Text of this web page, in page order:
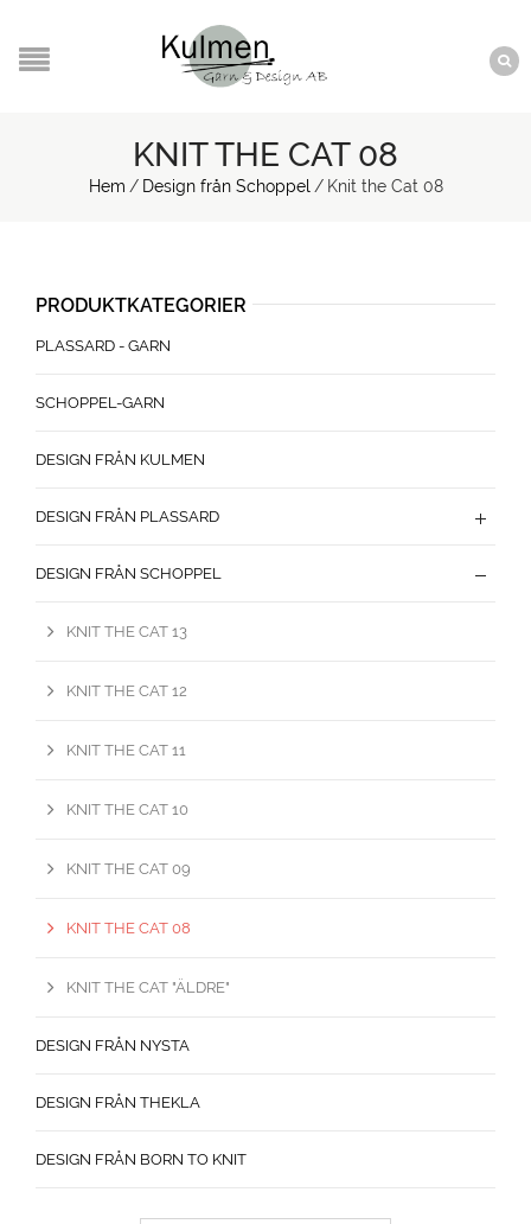
KNIT THE CAT 08
Hem / Design från Schoppel / Knit the Cat 08
PRODUKTKATEGORIER
PLASSARD - GARN
SCHOPPEL-GARN
DESIGN FRÅN KULMEN
DESIGN FRÅN PLASSARD
DESIGN FRÅN SCHOPPEL
KNIT THE CAT 13
KNIT THE CAT 12
KNIT THE CAT 11
KNIT THE CAT 10
KNIT THE CAT 09
KNIT THE CAT 08
KNIT THE CAT "ÄLDRE"
DESIGN FRÅN NYSTA
DESIGN FRÅN THEKLA
DESIGN FRÅN BORN TO KNIT